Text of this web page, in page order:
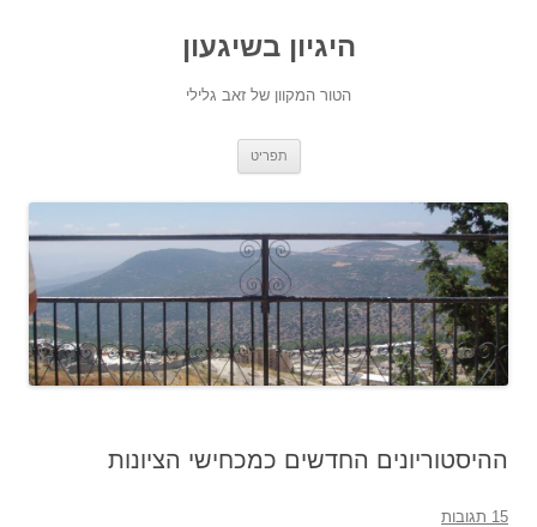
היגיון בשיגעון
הטור המקוון של זאב גלילי
תפריט
ההיסטוריונים החדשים כמכחישי הציונות
15 תגובות